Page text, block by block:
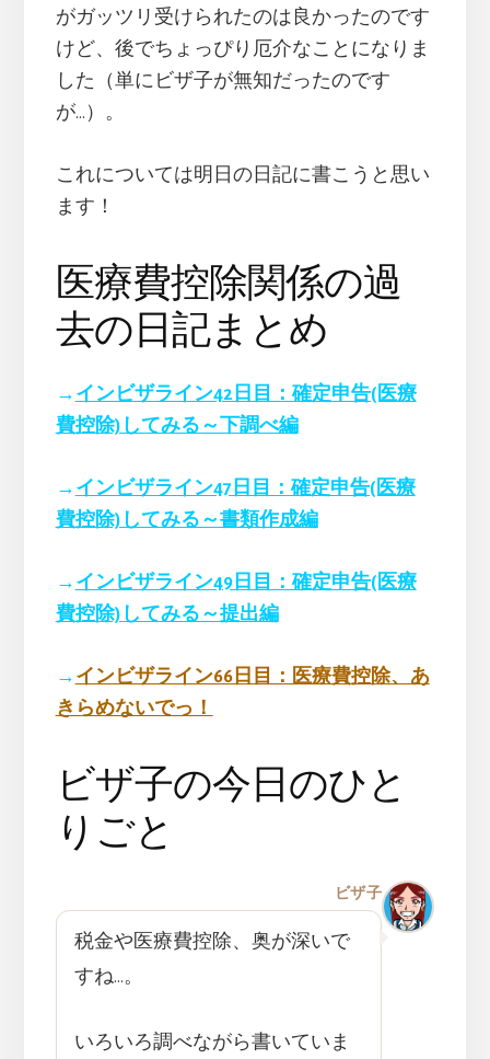
がガッツリ受けられたのは良かったのです
けど、後でちょっぴり厄介なことになりま
した（単にビザ子が無知だったのです
が…）。
これについては明日の日記に書こうと思い
ます！
医療費控除関係の過
去の日記まとめ
→ インビザライン42日目：確定申告(医療
費控除)してみる～下調べ編
→ インビザライン47日目：確定申告(医療
費控除)してみる～書類作成編
→ インビザライン49日目：確定申告(医療
費控除)してみる～提出編
→ インビザライン66日目：医療費控除、あ
きらめないでっ！
ビザ子の今日のひと
りごと
ビザ子
税金や医療費控除、奥が深いで
すね…。
いろいろ調べながら書いていま